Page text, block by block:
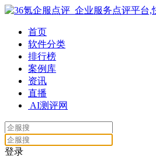
首页
软件分类
排行榜
案例库
资讯
直播
AI测评网
登录